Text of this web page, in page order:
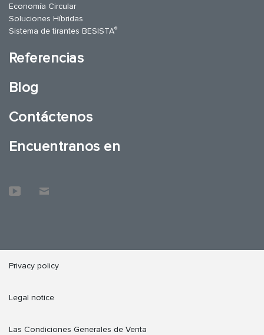
Economía Circular
Soluciones Híbridas
Sistema de tirantes BESISTA®
Referencias
Blog
Contáctenos
Encuentranos en
Privacy policy
Legal notice
Las Condiciones Generales de Venta